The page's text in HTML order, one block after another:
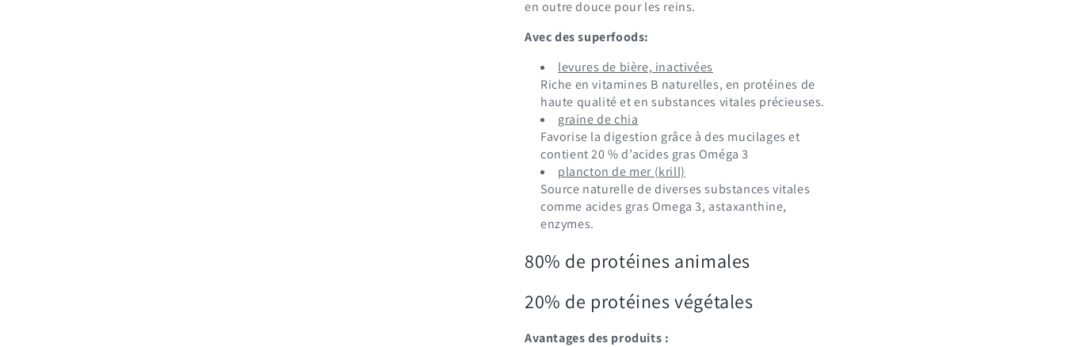
en outre douce pour les reins.
Avec des superfoods:
levures de bière, inactivées
Riche en vitamines B naturelles, en protéines de
haute qualité et en substances vitales précieuses.
graine de chia
Favorise la digestion grâce à des mucilages et
contient 20 % d’acides gras Oméga 3
plancton de mer (krill)
Source naturelle de diverses substances vitales
comme acides gras Omega 3, astaxanthine,
enzymes.
80% de protéines animales
20% de protéines végétales
Avantages des produits :